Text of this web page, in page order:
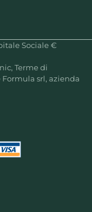
Sociale €
Terme di
srl, azienda